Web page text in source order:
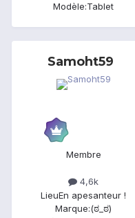
Modèle:Tablet
Samoht59
Membre
4,6k
LieuEn apesanteur !
Marque:(ಠ_ಠ)